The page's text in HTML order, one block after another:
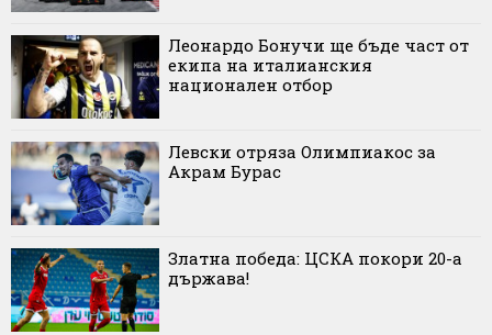
Леонардо Бонучи ще бъде част от
екипа на италианския
национален отбор
Левски отряза Олимпиакос за
Акрам Бурас
Златна победа: ЦСКА покори 20-а
държава!